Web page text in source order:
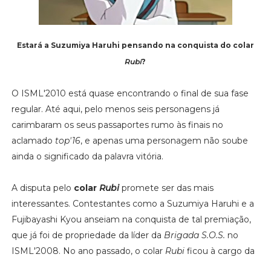
Estará a Suzumiya Haruhi pensando na conquista do colar
Rubi?
O ISML'2010 está quase encontrando o final de sua fase
regular. Até aqui, pelo menos seis personagens já
carimbaram os seus passaportes rumo às finais no
aclamado top'16, e apenas uma personagem não soube
ainda o significado da palavra vitória.
A disputa pelo colar Rubipromete ser das mais
interessantes. Contestantes como a Suzumiya Haruhi e a
Fujibayashi Kyou anseiam na conquista de tal premiação,
que já foi de propriedade da líder da Brigada S.O.S. no
ISML'2008. No ano passado, o colar Rubificou à cargo da